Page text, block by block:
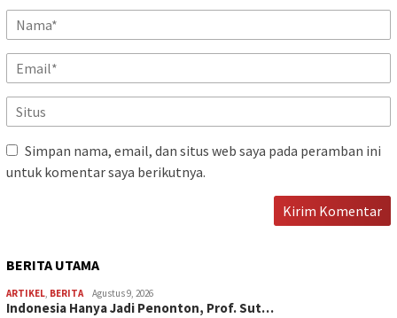
Simpan nama, email, dan situs web saya pada peramban ini
untuk komentar saya berikutnya.
BERITA UTAMA
ARTIKEL, BERITA Agustus 9, 2026
Indonesia Hanya Jadi Penonton, Prof. Sut…